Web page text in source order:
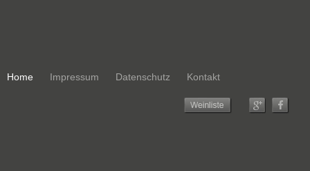
Home Impressum Datenschutz Kontakt